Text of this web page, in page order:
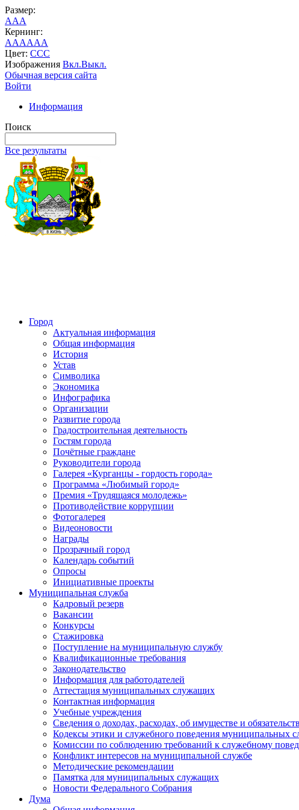
Размер:
AAA
Кернинг:
AAAAAA
Цвет: CCC
Изображения Вкл.Выкл.
Обычная версия сайта
Войти
Информация
Поиск
Все результаты
Город
Актуальная информация
Общая информация
История
Устав
Символика
Экономика
Инфографика
Организации
Развитие города
Градостроительная деятельность
Гостям города
Почётные граждане
Руководители города
Галерея «Курганцы - гордость города»
Программа «Любимый город»
Премия «Трудящаяся молодежь»
Противодействие коррупции
Фотогалерея
Видеоновости
Награды
Прозрачный город
Календарь событий
Опросы
Инициативные проекты
Муниципальная служба
Кадровый резерв
Вакансии
Конкурсы
Стажировка
Поступление на муниципальную службу
Квалификационные требования
Законодательство
Информация для работодателей
Аттестация муниципальных служащих
Контактная информация
Учебные учреждения
Сведения о доходах, расходах, об имуществе и
Кодексы этики и служебного поведения муниципальных
Комиссии по соблюдению требований к служебному
Конфликт интересов на муниципальной службе
Методические рекомендации
Памятка для муниципальных служащих
Новости Федерального Cобрания
Дума